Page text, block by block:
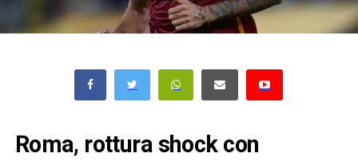
Roma, rottura shock con